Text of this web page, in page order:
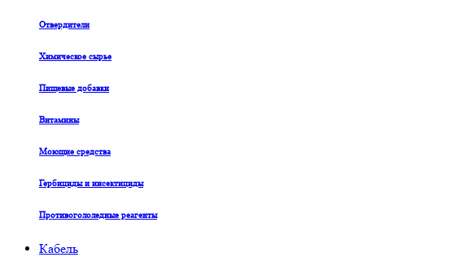
Отвердители
Химическое сырье
Пищевые добавки
Витамины
Моющие средства
Гербициды и инсектициды
Противогололедные реагенты
Кабель